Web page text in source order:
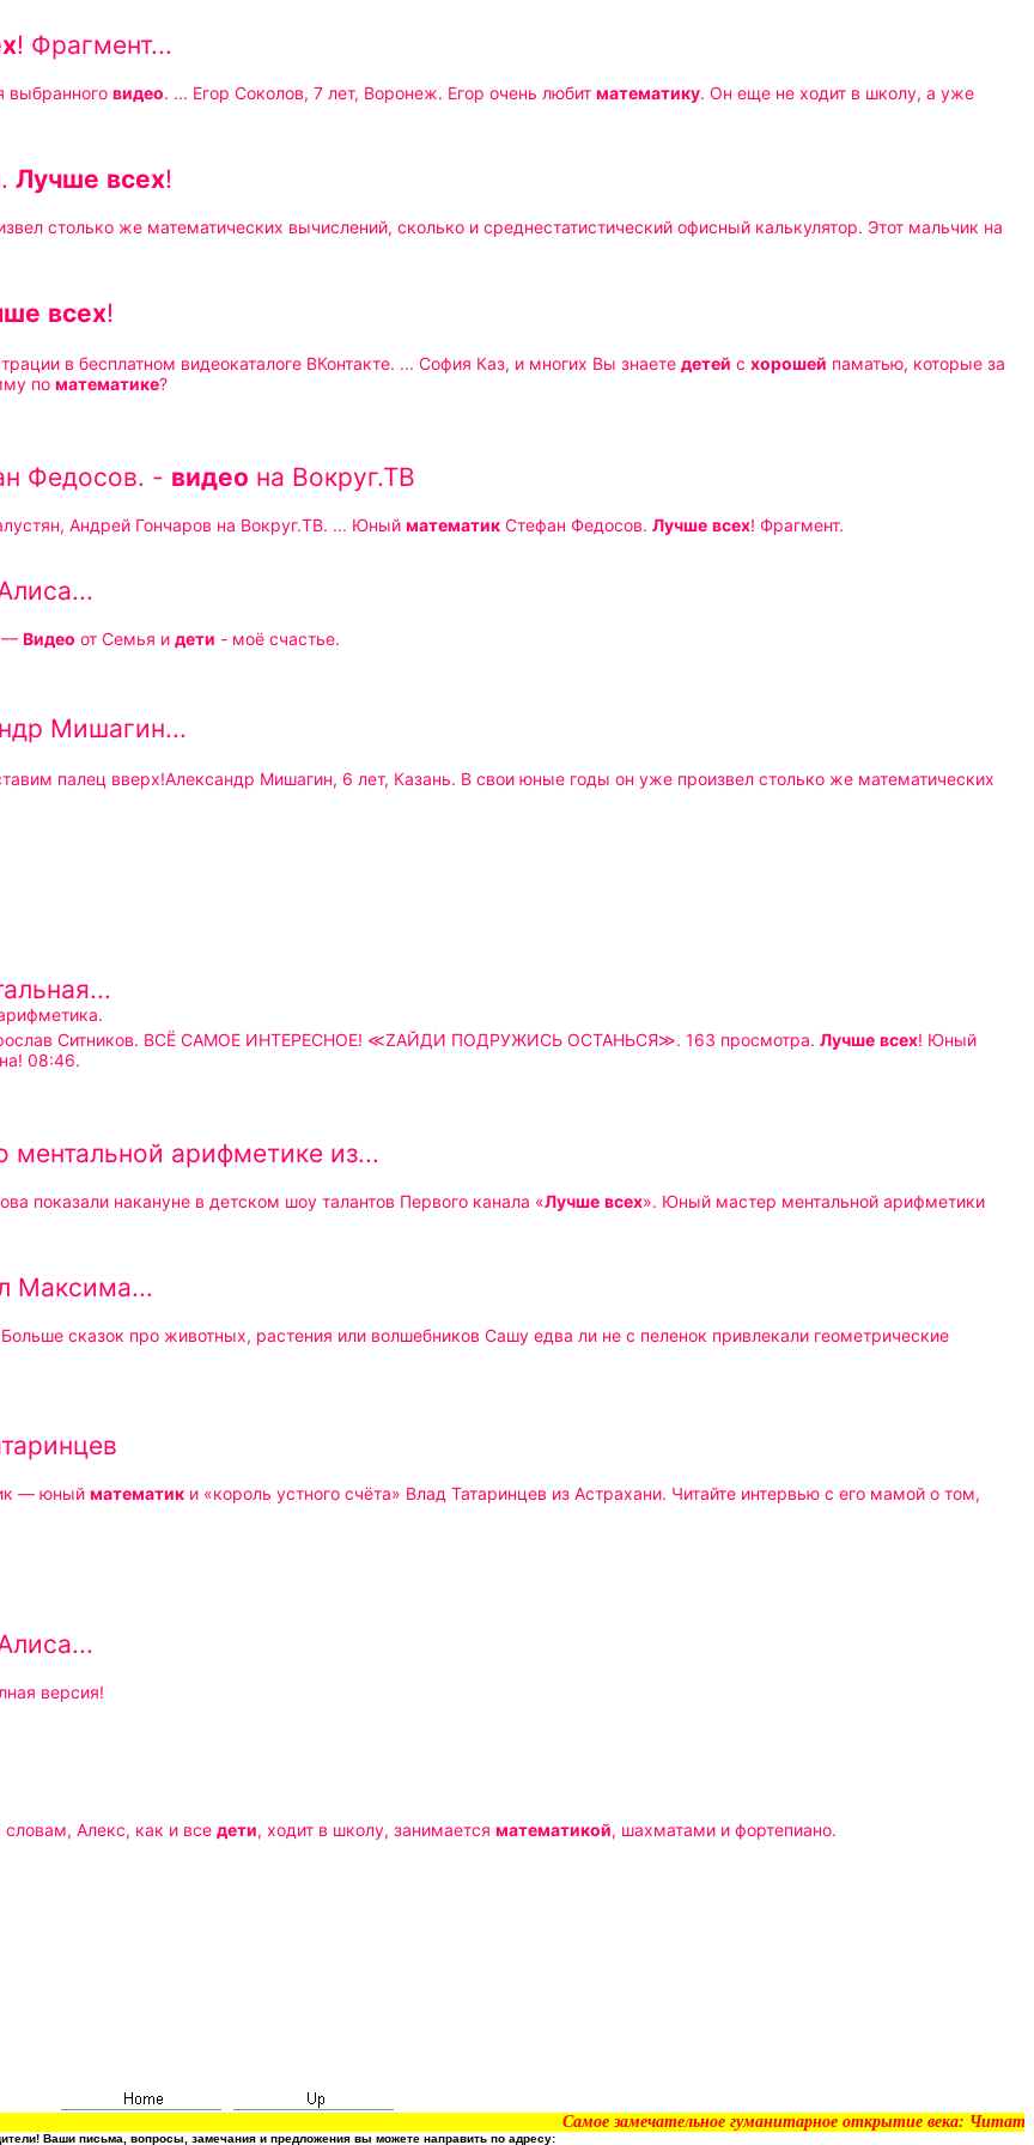
! Фрагмент...
выбранного видео. ... Егор Соколов, 7 лет, Воронеж. Егор очень любит математику. Он еще не ходит в школу, а уже
Лучше всех!
столько же математических вычислений, сколько и среднестатистический офисный калькулятор. Этот мальчик на
всех!
без регистрации в бесплатном видеокаталоге ВКонтакте. ... София Каз, и многих Вы знаете детей с хорошей паматью, которые за
по математике?
Федосов. - видео на Вокруг.ТВ
Андрей Гончаров на Вокруг.ТВ. ... Юный математик Стефан Федосов. Лучше всех! Фрагмент.
— Видео от Семья и дети - моё счастье.
Мишагин...
же математических
! Механик и электрик Ярослав Ситников. ВСЁ САМОЕ ИНТЕРЕСНОЕ! ≪ZАЙДИ ПОДРУЖИСЬ ОСТАНЬСЯ≫. 163 просмотра. Лучше всех! Юный
08:46.
арифметике из...
показали накануне в детском шоу талантов Первого канала «Лучше всех». Юный мастер ментальной арифметики
Максима...
сказок про животных, растения или волшебников Сашу едва ли не с пеленок привлекали геометрические
— юный математик и «король устного счёта» Влад Татаринцев из Астрахани. Читайте интервью с его мамой о том,
версия!
словам, Алекс, как и все дети, ходит в школу, занимается математикой, шахматами и фортепиано.
Самое замечательное гуманитарное открытие века: Читать -
Ваши письма, вопросы, замечания и предложения вы можете направить по адресу: